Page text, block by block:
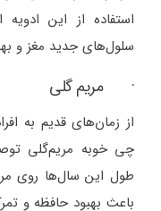
استفاده از این
سلول‌های جدید مغز و
· مریم گلی
از زمان‌های قدیم به
چی خوبه مریم‌گلی
طول این سال‌ها روی
باعث بهبود حافظه و